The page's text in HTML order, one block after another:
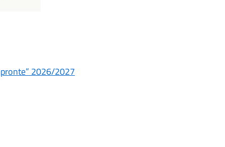
2026/2027